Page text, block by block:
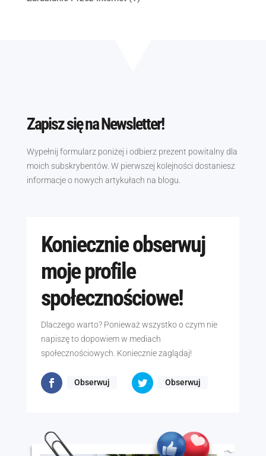
Zapisz się na Newsletter!
Wypełnij formularz poniżej i odbierz prezent powitalny dla
moich subskrybentów. W pierwszej kolejności dostaniesz
informacje o nowych artykułach na blogu.
Koniecznie obserwuj
moje profile
społecznościowe!
Dlaczego warto? Ponieważ wszystko o czym nie
napiszę to dopowiem w mediach
społecznościowych. Koniecznie zaglądaj!
Obserwuj Obserwuj